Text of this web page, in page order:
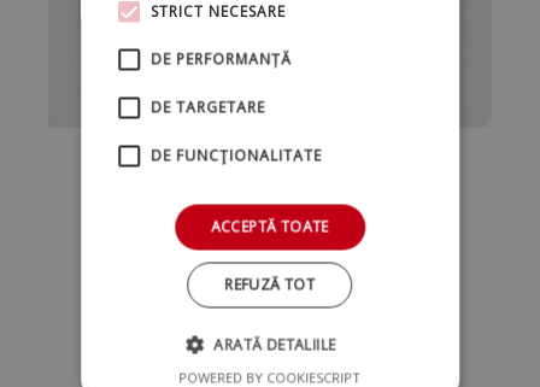
Raytools Schneidkopf
STRICT NECESARE
DE PERFORMANȚĂ
DE TARGETARE
DE FUNCŢIONALITATE
ACCEPTĂ TOATE
REFUZĂ TOT
ARATĂ DETALIILE
POWERED BY COOKIESCRIPT